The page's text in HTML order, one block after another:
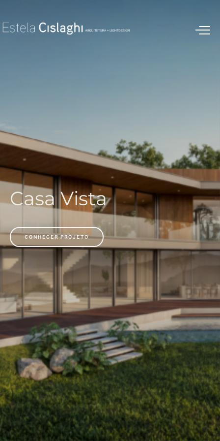
Casa Vista
CONHECER PROJETO